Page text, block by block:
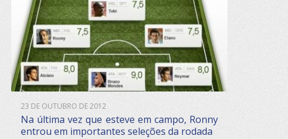
23 DE OUTUBRO DE 2012
Na última vez que esteve em campo, Ronny
entrou em importantes seleções da rodada